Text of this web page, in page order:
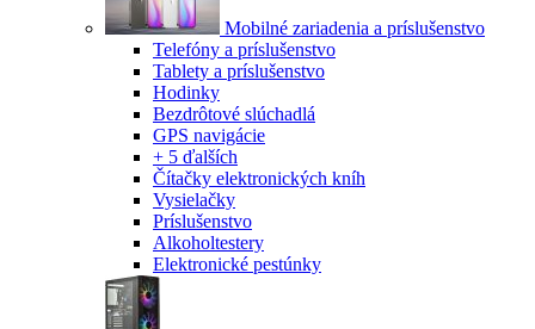
Mobilné zariadenia a príslušenstvo
Telefóny a príslušenstvo
Tablety a príslušenstvo
Hodinky
Bezdrôtové slúchadlá
GPS navigácie
+ 5 ďalších
Čítačky elektronických kníh
Vysielačky
Príslušenstvo
Alkoholtestery
Elektronické pestúnky